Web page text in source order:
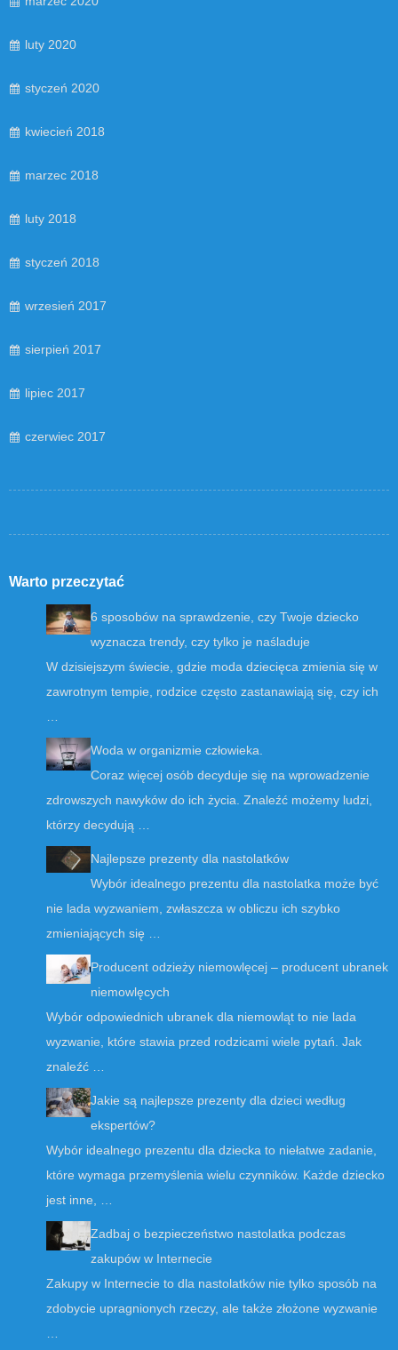
luty 2020
styczeń 2020
kwiecień 2018
marzec 2018
luty 2018
styczeń 2018
wrzesień 2017
sierpień 2017
lipiec 2017
czerwiec 2017
Warto przeczytać
6 sposobów na sprawdzenie, czy Twoje dziecko
wyznacza trendy, czy tylko je naśladuje
W dzisiejszym świecie, gdzie moda dziecięca zmienia się w
zawrotnym tempie, rodzice często zastanawiają się, czy ich
Woda w organizmie człowieka.
Coraz więcej osób decyduje się na wprowadzenie
zdrowszych nawyków do ich życia. Znaleźć możemy ludzi,
którzy decydują …
Najlepsze prezenty dla nastolatków
Wybór idealnego prezentu dla nastolatka może być
nie lada wyzwaniem, zwłaszcza w obliczu ich szybko
zmieniających się …
Producent odzieży niemowlęcej – producent ubranek
niemowlęcych
Wybór odpowiednich ubranek dla niemowląt to nie lada
wyzwanie, które stawia przed rodzicami wiele pytań. Jak
znaleźć …
Jakie są najlepsze prezenty dla dzieci według
ekspertów?
Wybór idealnego prezentu dla dziecka to niełatwe zadanie,
które wymaga przemyślenia wielu czynników. Każde dziecko
jest inne, …
Zadbaj o bezpieczeństwo nastolatka podczas
zakupów w Internecie
Zakupy w Internecie to dla nastolatków nie tylko sposób na
zdobycie upragnionych rzeczy, ale także złożone wyzwanie